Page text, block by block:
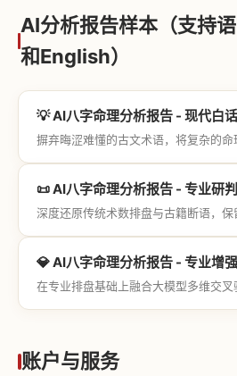
AI分析报告样本（支持
和English）
💡 AI八字命理分析报告 - 现代白
📜 AI八字命理分析报告 - 专业研
💎 AI八字命理分析报告 - 专业增
账户与服务